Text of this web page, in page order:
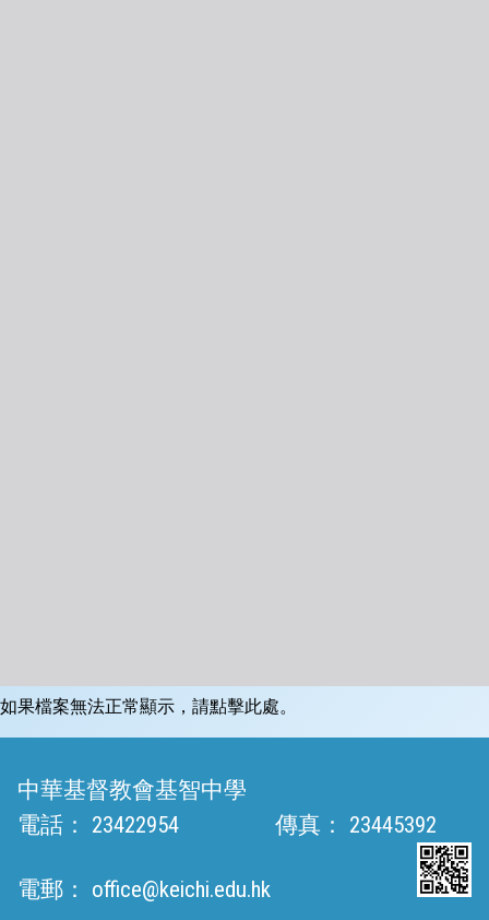
如果檔案無法正常顯示，請點擊此處。
中華基督教會基智中學
電話：
23422954 傳真： 23445392
電郵： office@keichi.edu.hk